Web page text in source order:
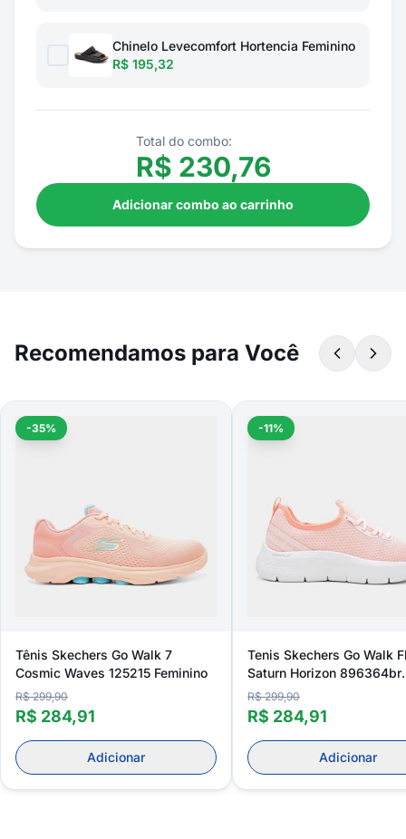
Chinelo Levecomfort Hortencia Feminino
R$ 195,32
Total do combo:
R$ 230,76
Adicionar combo ao carrinho
Recomendamos para Você
-35%
Tênis Skechers Go Walk 7
Cosmic Waves 125215 Feminino
R$ 299,90
R$ 284,91
Adicionar
-11%
Tenis Skechers Go Walk
Saturn Horizon 896364br
Feminino
R$ 299,90
R$ 284,91
Adicionar